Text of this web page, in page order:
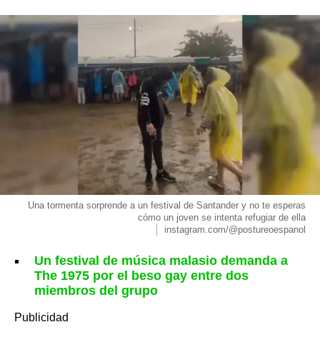
Una tormenta sorprende a un festival de Santander y no te esperas
cómo un joven se intenta refugiar de ella
instagram.com/@postureoespanol
Un festival de música malasio demanda a
The 1975 por el beso gay entre dos
miembros del grupo